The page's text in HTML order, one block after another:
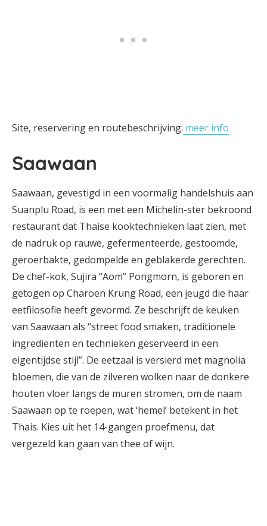
Site, reservering en routebeschrijving: meer info
Saawaan
Saawaan, gevestigd in een voormalig handelshuis aan
Suanplu Road, is een met een Michelin-ster bekroond
restaurant dat Thaise kooktechnieken laat zien, met
de nadruk op rauwe, gefermenteerde, gestoomde,
geroerbakte, gedompelde en geblakerde gerechten.
De chef-kok, Sujira “Aom” Pongmorn, is geboren en
getogen op Charoen Krung Road, een jeugd die haar
eetfilosofie heeft gevormd. Ze beschrijft de keuken
van Saawaan als “street food smaken, traditionele
ingrediënten en technieken geserveerd in een
eigentijdse stijl”. De eetzaal is versierd met magnolia
bloemen, die van de zilveren wolken naar de donkere
houten vloer langs de muren stromen, om de naam
Saawaan op te roepen, wat ‘hemel’ betekent in het
Thais. Kies uit het 14-gangen proefmenu, dat
vergezeld kan gaan van thee of wijn.